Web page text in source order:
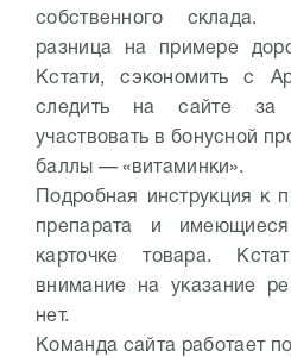
собственного
разница на примере
Кстати, сэкономить с
следить на сайте за
участвовать в бонусной
баллы — «витаминки».
Подробная инструкция к
препарата и
карточке товара.
внимание на указание
нет.
Команда сайта работает